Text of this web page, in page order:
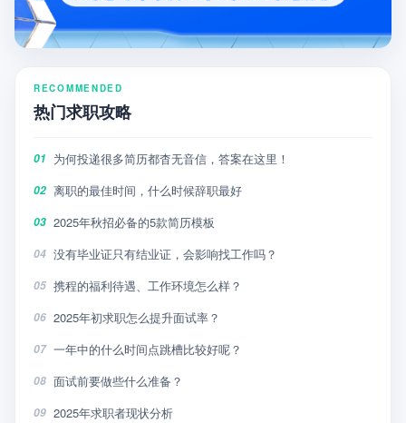
RECOMMENDED
热门求职攻略
01 为何投递很多简历都杳无音信，答案在这里！
02 离职的最佳时间，什么时候辞职最好
03 2025年秋招必备的5款简历模板
04 没有毕业证只有结业证，会影响找工作吗？
05 携程的福利待遇、工作环境怎么样？
06 2025年初求职怎么提升面试率？
07 一年中的什么时间点跳槽比较好呢？
08 面试前要做些什么准备？
09 2025年求职者现状分析